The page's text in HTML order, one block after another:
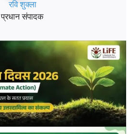
रवि शुक्ला
प्रधान संपादक